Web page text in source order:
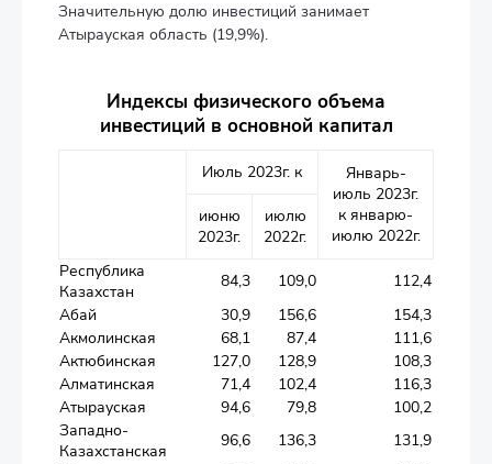
Значительную долю инвестиций занимает
Атырауская область (19,9%).
Индексы физического объема
инвестиций в основной капитал
Июль 2023г. к
Январь-
июль 2023г.
к январю-
июлю 2022г.
июню
2023г.
июлю
2022г.
Республика
Казахстан
84,3 109,0
112,4
Абай
30,9 156,6
154,3
Акмолинская
68,1 87,4
111,6
Актюбинская
127,0 128,9
108,3
Алматинская
71,4 102,4
116,3
Атырауская
94,6 79,8
100,2
Западно-
Казахстанская
96,6 136,3
131,9